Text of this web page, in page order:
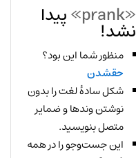
«prank» پیدا
نشد!
منظور شما این بود؟
حقشدن
شکل سادهٔ لغت را بدون
نوشتن وندها و ضمایر
متصل بنویسید.
این جست‌وجو را در همه